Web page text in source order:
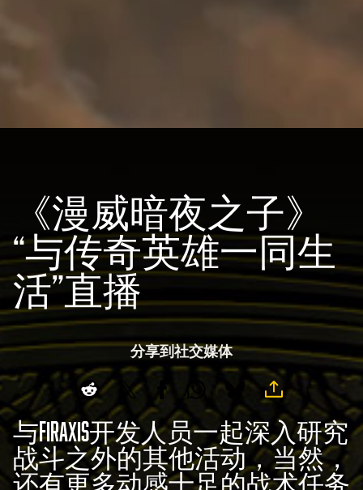
《漫威暗夜之子》
“与传奇英雄一同生
活”直播
分享到社交媒体
与Firaxis开发人员一起深入研究
战斗之外的其他活动，当然，
还有更多动感十足的战术任务